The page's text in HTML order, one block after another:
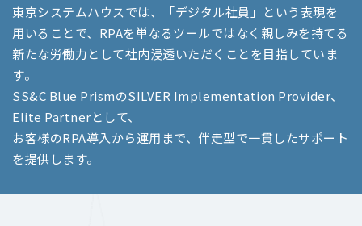
東京システムハウスでは、「デジタル社員」という表現を
用いることで、RPAを単なるツールではなく親しみを持てる
新たな労働力として社内浸透いただくことを目指していま
す。
SS&C Blue PrismのSILVER Implementation Provider、
Elite Partnerとして、
お客様のRPA導入から運用まで、伴走型で一貫したサポート
を提供します。